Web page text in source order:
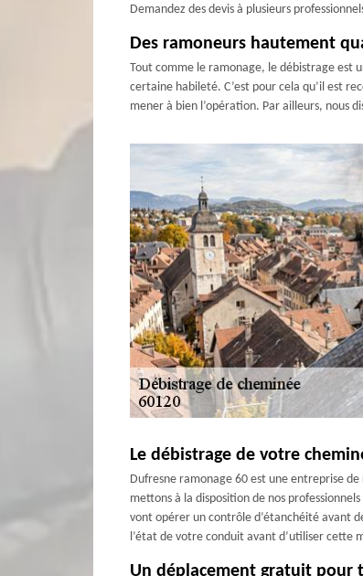
Demandez des devis à plusieurs
Des ramoneurs hautement
Tout comme le ramonage, le débistrage est
certaine habileté. C’est pour cela qu’il est
mener à bien l’opération. Par ailleurs, nous
Le débistrage de votre
Dufresne ramonage 60 est une entreprise
mettons à la disposition de nos
vont opérer un contrôle d’étanchéité avant
l’état de votre conduit avant d’utiliser cette
Un déplacement gratuit pour